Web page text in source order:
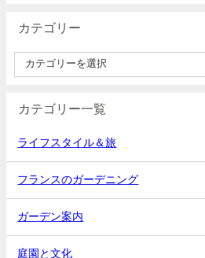
カテゴリー
カテゴリー一覧
ライフスタイル＆旅
フランスのガーデニング
ガーデン案内
庭園と文化